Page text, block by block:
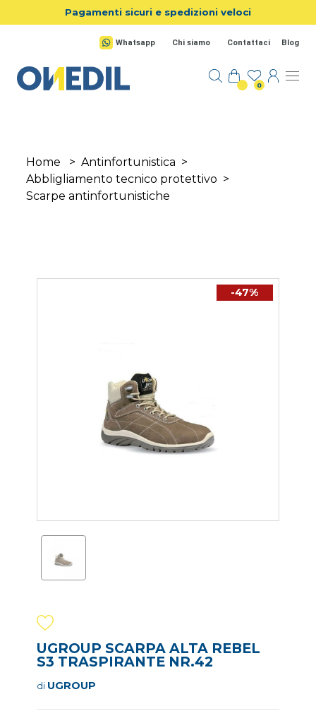
Salta al contenuto principale
Pagamenti sicuri e spedizioni veloci
Whatsapp Chi siamo Contattaci Blog
0
Home > Antinfortunistica >
Abbligliamento tecnico protettivo >
Scarpe antinfortunistiche
-47%
UGROUP SCARPA ALTA REBEL
S3 TRASPIRANTE NR.42
di UGROUP